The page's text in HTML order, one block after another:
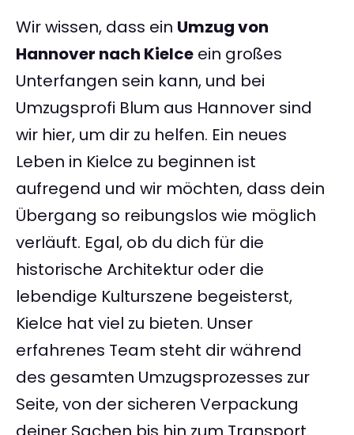
Wir wissen, dass ein Umzug von
Hannover nach Kielce ein großes
Unterfangen sein kann, und bei
Umzugsprofi Blum aus Hannover sind
wir hier, um dir zu helfen. Ein neues
Leben in Kielce zu beginnen ist
aufregend und wir möchten, dass dein
Übergang so reibungslos wie möglich
verläuft. Egal, ob du dich für die
historische Architektur oder die
lebendige Kulturszene begeisterst,
Kielce hat viel zu bieten. Unser
erfahrenes Team steht dir während
des gesamten Umzugsprozesses zur
Seite, von der sicheren Verpackung